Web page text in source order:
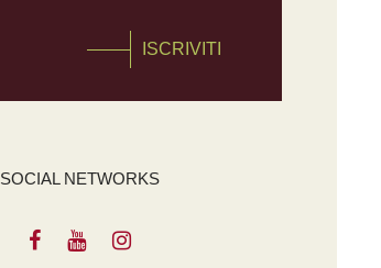
ISCRIVITI
SOCIAL NETWORKS